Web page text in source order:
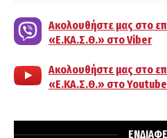
Ακολουθήστε μας στο
«Ε.ΚΑ.Σ.Θ.» στο Viber
Ακολουθήστε μας στο
«Ε.ΚΑ.Σ.Θ.» στο Youtube